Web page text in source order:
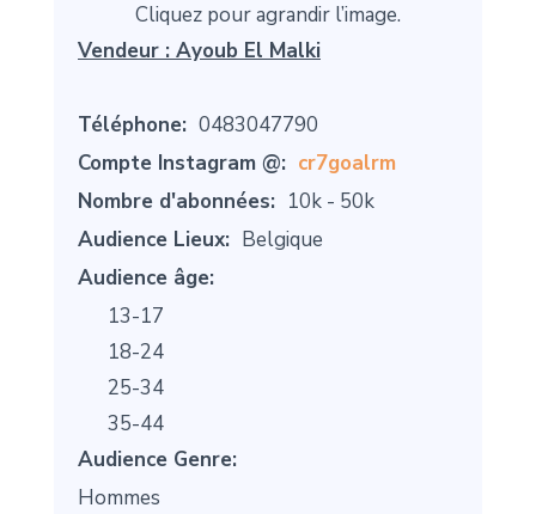
Cliquez pour agrandir l’image.
Vendeur : Ayoub El Malki
Téléphone: 0483047790
Compte Instagram @: cr7goalrm
Nombre d'abonnées: 10k - 50k
Audience Lieux: Belgique
Audience âge:
13-17
18-24
25-34
35-44
Audience Genre:
Hommes